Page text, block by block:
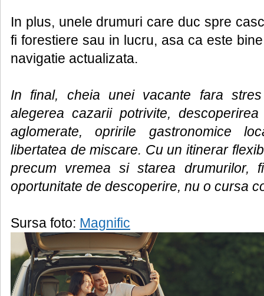
In plus, unele drumuri care duc spre
fi forestiere sau in lucru, asa ca este
navigatie actualizata.
In final, cheia unei vacante fara
alegerea cazarii potrivite,
aglomerate, opririle gastronomice
libertatea de miscare. Cu un itinerar
precum vremea si starea drumurilor,
oportunitate de descoperire, nu o cursa
Sursa foto: Magnific